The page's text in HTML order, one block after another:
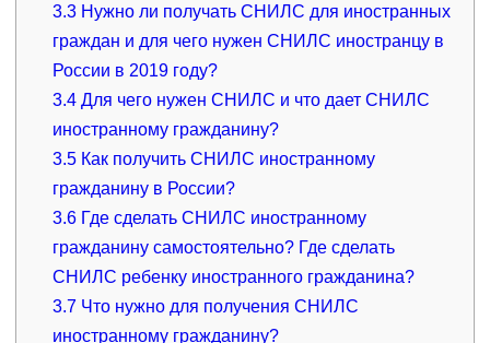
3.3 Нужно ли получать СНИЛС для иностранных
граждан и для чего нужен СНИЛС иностранцу в
России в 2019 году?
3.4 Для чего нужен СНИЛС и что дает СНИЛС
иностранному гражданину?
3.5 Как получить СНИЛС иностранному
гражданину в России?
3.6 Где сделать СНИЛС иностранному
гражданину самостоятельно? Где сделать
СНИЛС ребенку иностранного гражданина?
3.7 Что нужно для получения СНИЛС
иностранному гражданину?